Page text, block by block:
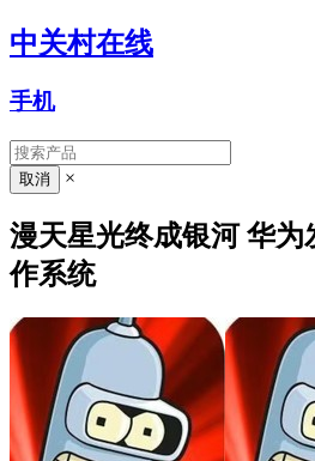
中关村在线
手机
×
漫天星光终成银河 华为
作系统